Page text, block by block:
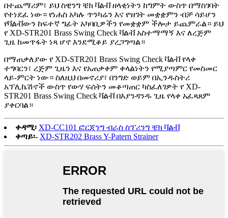
በተጨማሪም፣ ይህ ስዊንግ ቼክ ቫልቭ ዘላቂነትን ከግምት ውስጥ በማስገባት
የተነደፈ ነው። የነሐስ አካሉ ጥንካሬን እና የዝገት መቋቋምን ብቻ ሳይሆን
የቫልቭውን ከፍተኛ ግፊት አካባቢዎችን የመቋቋም ችሎታ ይጨምራል። ይህ
የ XD-STR201 Brass Swing Check ቫልቭ አስተማማኝ እና ለረጅም
ጊዜ ከመጥፋት ነጻ ሆኖ እንደሚቆይ ያረጋግጣል።
በማጠቃለያው የ XD-STR201 Brass Swing Check ቫልቭ የላቀ
ተግባርን፣ ረጅም ጊዜን እና የአጠቃቀም ቀላልነትን የሚያጣምር የመስመር
ላይ-ምርት ነው። ስለዚህ በመኖሪያ፣ በንግድ ወይም በኢንዱስትሪ
አፕሊኬሽኖች ውስጥ የውሃ ፍሰትን መቆጣጠር ካስፈለገዎት የ XD-
STR201 Brass Swing Check ቫልቭ በእያንዳንዱ ጊዜ የላቀ አፈጻጸም
ያቀርባል።
ቀዳሚ፡ XD-CC101 ፎርጂንግ ብራስ ስፕሪንግ ቼክ ቫልቭ
ቀጣይ፡- XD-STR202 Brass Y-Patern Strainer